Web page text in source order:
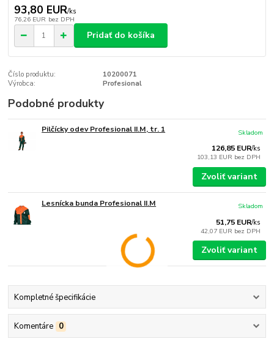
93,80 EUR/ks
76,26 EUR bez DPH
Pridať do košíka
Číslo produktu:
10200071
Výrobca:
Profesional
Podobné produkty
Pilčícky odev Profesional II.M, tr. 1
126,85 EUR/ks
103,13 EUR bez DPH
Skladom
Zvoliť variant
Lesnícka bunda Profesional II.M
51,75 EUR/ks
42,07 EUR bez DPH
Skladom
Zvoliť variant
Kompletné špecifikácie
Komentáre 0